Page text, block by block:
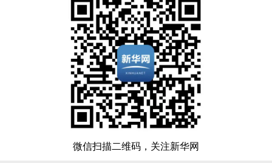
微信扫描二维码，关注新华网